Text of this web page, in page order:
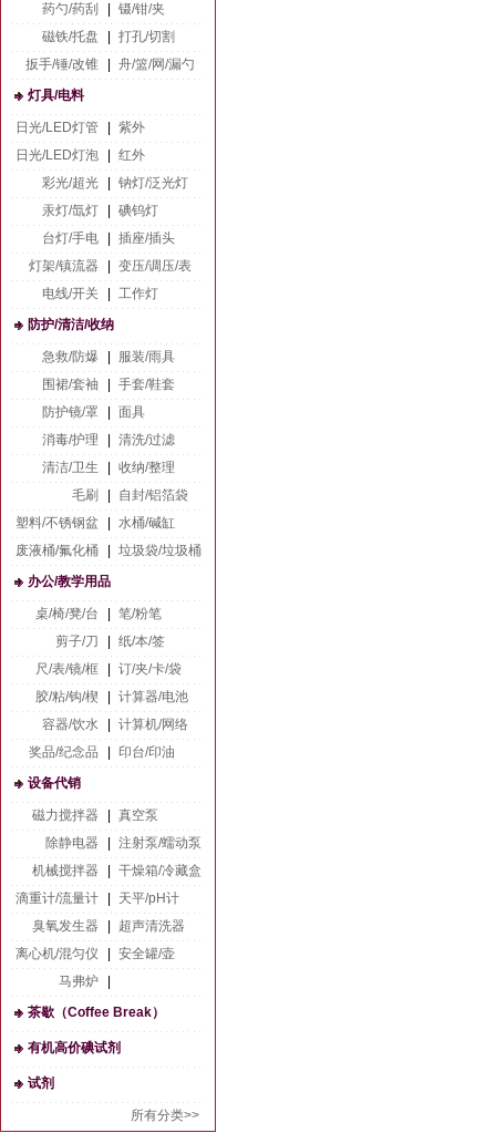
药勺/药刮
镊/钳/夹
磁铁/托盘
打孔/切割
扳手/锤/改锥
舟/篮/网/漏勺
灯具/电料
日光/LED灯管
紫外
日光/LED灯泡
红外
彩光/超光
钠灯/泛光灯
汞灯/氙灯
碘钨灯
台灯/手电
插座/插头
灯架/镇流器
变压/调压/表
电线/开关
工作灯
防护/清洁/收纳
急救/防爆
服装/雨具
围裙/套袖
手套/鞋套
防护镜/罩
面具
消毒/护理
清洗/过滤
清洁/卫生
收纳/整理
毛刷
自封/铝箔袋
塑料/不锈钢盆
水桶/碱缸
废液桶/氟化桶
垃圾袋/垃圾桶
办公/教学用品
桌/椅/凳/台
笔/粉笔
剪子/刀
纸/本/签
尺/表/镜/框
订/夹/卡/袋
胶/粘/钩/楔
计算器/电池
容器/饮水
计算机/网络
奖品/纪念品
印台/印油
设备代销
磁力搅拌器
真空泵
除静电器
注射泵/蠕动泵
机械搅拌器
干燥箱/冷藏盒
滴重计/流量计
天平/pH计
臭氧发生器
超声清洗器
离心机/混匀仪
安全罐/壶
马弗炉
茶歇（Coffee Break）
有机高价碘试剂
试剂
所有分类>>